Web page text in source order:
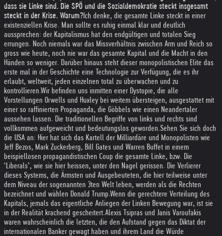
dass sie Linke sind. Die SPÖ und die Sozialdemokratie steckt insgesamt
steckt in der Krise. Warum?Ich denke, die gesamte Linke steckt in einer
existenziellen Krise. Man sollte es ruhig einmal klar und deutlich
aussprechen: der Kapitalismus hat den endgültigen und totalen Sieg
errungen. Noch niemals war das Missverhältnis zwischen Arm und Reich so
gross wie heute, noch nie war das gesamte Kapital und die Macht in den
Händen so weniger. Darüber hinaus steht dieser monopolistischen Elite das
erste mal in der Geschichte eine Technologie zur Verfügung, die es ihr
erlaubt, weltweit, jeden einzelnen total zu überwachen und zu
kontrollieren.Wir befinden uns inmitten einer Dystopie, die alle
Vorstellungen Orwells und Huxley bei weitem übersteigen, ausgestattet mit
einer so raffinierten Propaganda, die Göbbels wie einen Neandertaler
aussehen lassen. Die traditionellen Begriffe von links und rechts sind
vollkommen aufgeweicht und bedeutungslos geworden.Sehen Sie sich doch
die USA an: Hier hat sich das Kartell der Milliardäre und Monopolisten wie
Jeff Bezos, Mark Zuckerberg, Bill Gates und Warren Buffet in einem
beispiellosen propagandistischen Coup die gesamte Linke, bzw. Die
‘Liberals’, wie sie hier heissen, unter den Nagel gerissen. Die Verlierer
dieses Systems, die Ärmsten und Ausgebeuteten, die hier teilweise unter
dem Niveau der sogenannten 3ten Welt leben, werden als die Rechten
bezeichnet und wählen Donald Trump.Wenn die gerechtere Verteilung des
Kapitals, jemals das eigentliche Anliegen der Linken Bewegung war, ist sie
in der Realität krachend gescheitert.Alexis Tsipras und Janis Varoufakis
waren wahrscheinlich die letzten, die den Aufstand gegen das Diktat der
internationalen Banker gewagt haben und ihrem Land die Würde